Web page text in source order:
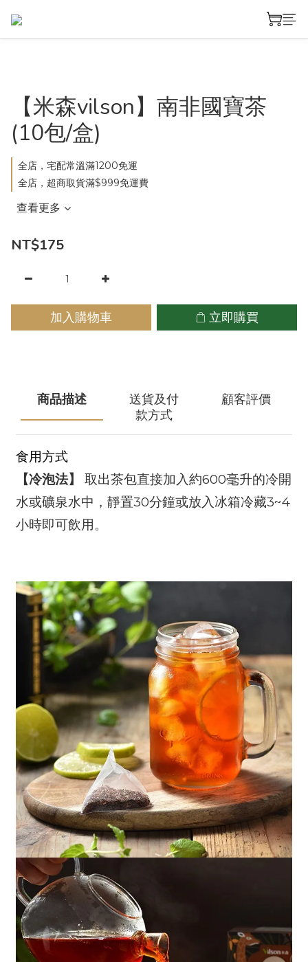
【米森vilson】南非國寶茶
(10包/盒)
全店，宅配常溫滿1200免運
全店，超商取貨滿$999免運費
查看更多
NT$175
加入購物車 立即購買
商品描述
送貨及付
款方式
顧客評價
食用方式
【冷泡法】
取出茶包直接加入約600毫升的冷開
水或礦泉水中，靜置30分鐘或放入冰箱冷藏3~4
小時即可飲用。